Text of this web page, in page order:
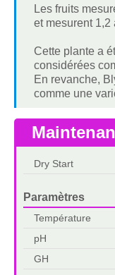
Les fruits
et mesurent 1,2
Cette plante a
considérées
En revanche,
comme une
Dry Start
Paramètres
Température
pH
GH